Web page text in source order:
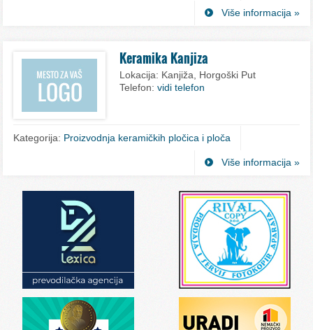
Više informacija »
Keramika Kanjiza
Lokacija: Kanjiža, Horgoški Put
Telefon:vidi telefon
Kategorija: Proizvodnja keramičkih pločica i ploča
Više informacija »